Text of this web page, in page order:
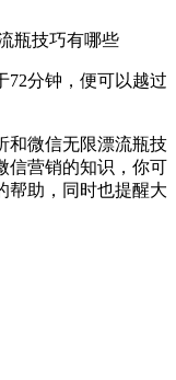
瓶技巧有哪些
分钟，便可以越过
微信无限漂流瓶技
信营销的知识，你可
帮助，同时也提醒大